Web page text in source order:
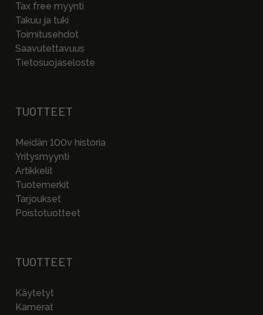
Tax free myynti
Takuu ja tuki
Toimitusehdot
Saavutettavuus
Tietosuojaseloste
TUOTTEET
Meidän 100v historia
Yritysmyynti
Artikkelit
Tuotemerkit
Tarjoukset
Poistotuotteet
TUOTTEET
Käytetyt
Kamerat